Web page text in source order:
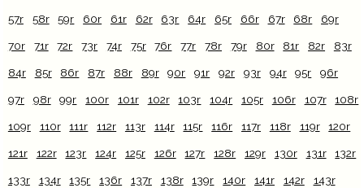
57r 58r 59r 60r 61r 62r 63r 64r 65r 66r 67r 68r 69r
70r 71r 72r 73r 74r 75r 76r 77r 78r 79r 80r 81r 82r 83r
84r 85r 86r 87r 88r 89r 90r 91r 92r 93r 94r 95r 96r
97r 98r 99r 100r 101r 102r 103r 104r 105r 106r 107r 108r
109r 110r 111r 112r 113r 114r 115r 116r 117r 118r 119r 120r
121r 122r 123r 124r 125r 126r 127r 128r 129r 130r 131r 132r
133r 134r 135r 136r 137r 138r 139r 140r 141r 142r 143r